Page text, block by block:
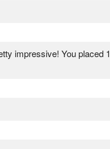
impressive! You placed